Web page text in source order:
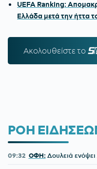
UEFA Ranking:
Ελλάδα μετά την ήττα
Ακολουθείστε τo
ΡΟΗ
09:32 ΟΦΗ: Δουλειά